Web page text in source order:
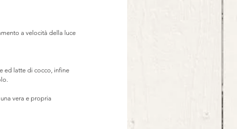
a velocità della luce
ed latte di cocco, infine
vera e propria